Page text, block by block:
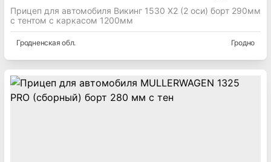
Прицеп для автомобиля Викинг 1530 X2 (2 оси) борт 290мм
с тентом с каркасом 1200мм
Гродненская обл. Гродно